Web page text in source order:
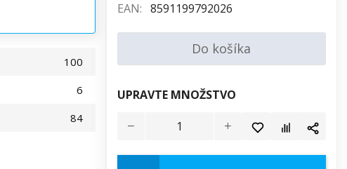
100
6
84
EAN: 8591199792026
Do košíka
UPRAVTE MNOŽSTVO